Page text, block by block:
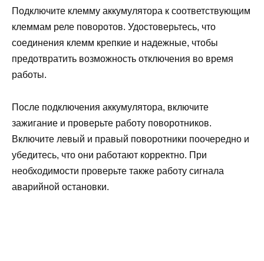
Подключите клемму аккумулятора к соответствующим
клеммам реле поворотов. Удостоверьтесь, что
соединения клемм крепкие и надежные, чтобы
предотвратить возможность отключения во время
работы.
После подключения аккумулятора, включите
зажигание и проверьте работу поворотников.
Включите левый и правый поворотники поочередно и
убедитесь, что они работают корректно. При
необходимости проверьте также работу сигнала
аварийной остановки.